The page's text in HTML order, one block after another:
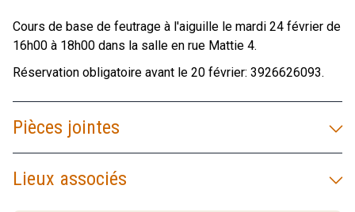
Cours de base de feutrage à l'aiguille le mardi 24 février de
16h00 à 18h00 dans la salle en rue Mattie 4.
Réservation obligatoire avant le 20 février: 3926626093.
Pièces jointes
Lieux associés